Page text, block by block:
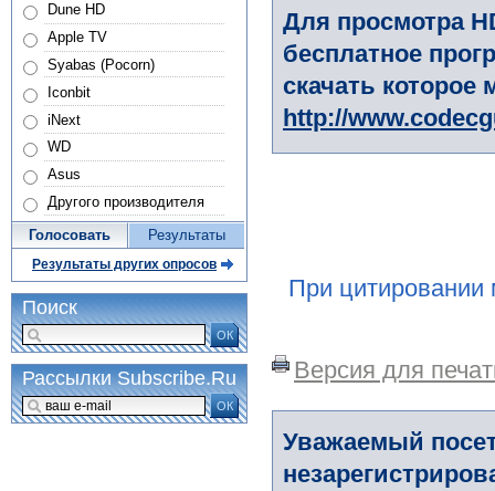
Для просмотра
бесплатное
скачать
http://
При цитировании
Версия для
Уважаемый
Dune HD
Apple TV
Syabas (Pocorn)
Iconbit
iNext
WD
Asus
Другого производителя
Голосовать Результаты
Результаты других опросов
Поиск
ОК
Рассылки Subscribe.Ru
ОК